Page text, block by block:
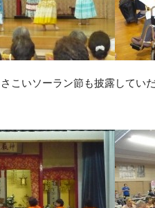
こいソーラン節も披露してい